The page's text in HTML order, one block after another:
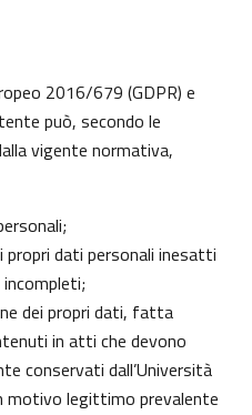
2016/679 (GDPR) e
può, secondo le
vigente normativa,
dati personali inesatti
incompleti;
dei propri dati, fatta
in atti che devono
conservati dall’Università
motivo legittimo prevalente